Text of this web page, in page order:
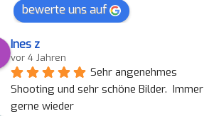
bewerte uns auf
Ines z
vor 4 Jahren
Sehr angenehmes
Shooting und sehr schöne Bilder.  Immer
gerne wieder